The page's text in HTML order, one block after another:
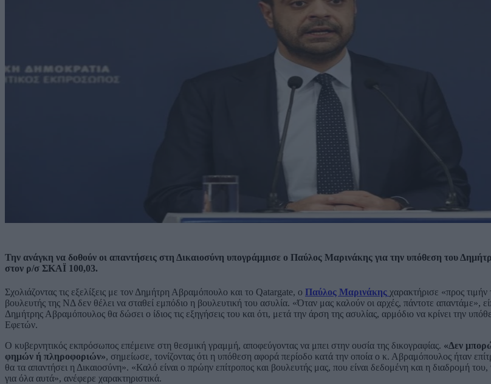
Την ανάγκη να δοθούν οι απαντήσεις στη Δικαιοσύνη υπογράμμισε ο Παύλος Μαρινάκης για την υπόθεση του
στον ρ/σ ΣΚΑΪ 100,03.
Σχολιάζοντας τις εξελίξεις με τον Δημήτρη Αβραμόπουλο και το Qatargate, ο Παύλος Μαρινάκης χαρακτήρισε «προς τιμήν
βουλευτής της ΝΔ δεν θέλει να σταθεί εμπόδιο η βουλευτική του ασυλία. «Όταν μας καλούν οι αρχές, πάντοτε απαντάμε»,
Δημήτρης Αβραμόπουλος θα δώσει ο ίδιος τις εξηγήσεις του και ότι, μετά την άρση της ασυλίας, αρμόδιο να κρίνει την
Εφετών.
Ο κυβερνητικός εκπρόσωπος επέμεινε στη θεσμική γραμμή, αποφεύγοντας να μπει στην ουσία της δικογραφίας. «Δεν
φημών ή πληροφοριών», σημείωσε, τονίζοντας ότι η υπόθεση αφορά περίοδο κατά την οποία ο κ. Αβραμόπουλος ήταν
θα τα απαντήσει η Δικαιοσύνη». «Καλό είναι ο πρώην επίτροπος και βουλευτής μας, που είναι δεδομένη και η διαδρομή του,
για όλα αυτά», ανέφερε χαρακτηριστικά.